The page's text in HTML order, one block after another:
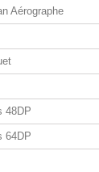
Aérographe
48DP
64DP